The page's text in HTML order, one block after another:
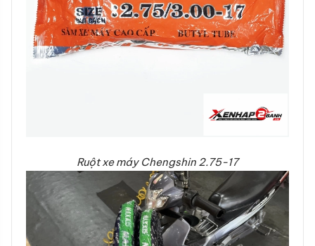
Ruột xe máy Chengshin 2.75-17